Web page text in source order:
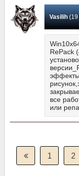
Vasilih(19
RePack
все
или
1 2